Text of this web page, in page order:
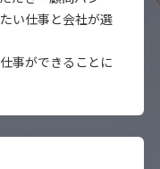
い仕事と会社が選
事ができることに